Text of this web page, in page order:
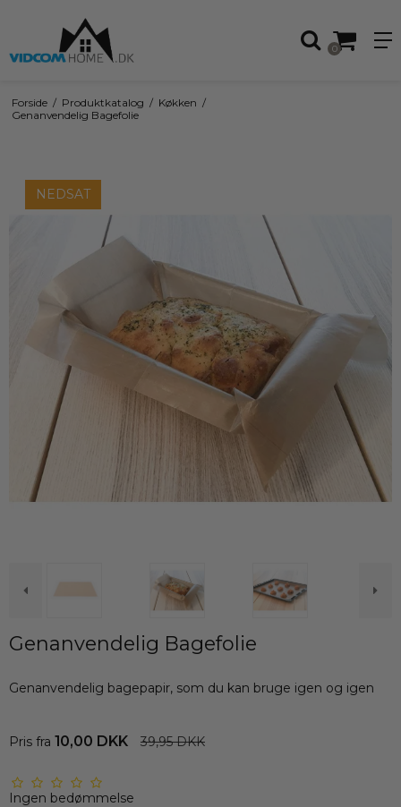
0
Forside / Produktkatalog / Køkken /
Genanvendelig Bagefolie
NEDSAT
Genanvendelig Bagefolie
Genanvendelig bagepapir, som du kan bruge igen og igen
Pris fra 10,00 DKK 39,95 DKK
Ingen bedømmelse